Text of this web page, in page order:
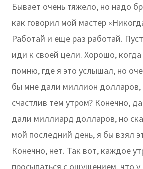
Бывает очень тяжело, но надо
как говорил мой мастер
Работай и еще раз работай.
иди к своей цели. Хорошо, когда
помню, где я это услышал, но
бы мне дали миллион
счастлив тем утром? Конечно,
дали миллиард долларов, но
мой последний день, я бы взял
Конечно, нет. Так вот, каждое
просыпаться с ощущением, что у